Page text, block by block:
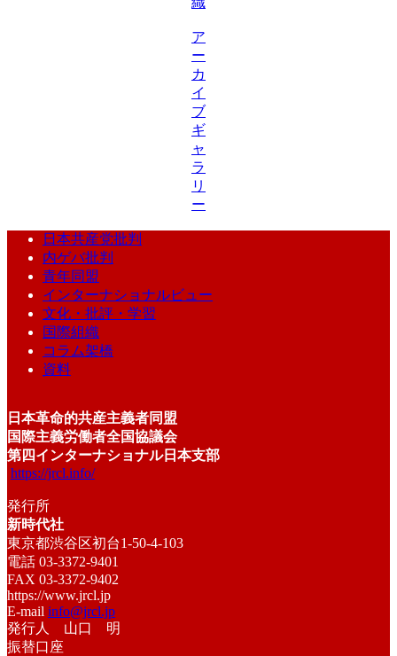
ア
ー
カ
イ
ブ
ギ
ャ
ラ
リ
ー
日本共産党批判
内ゲバ批判
青年同盟
インターナショナルビュー
文化・批評・学習
国際組織
コラム架橋
資料
日本革命的共産主義者同盟
国際主義労働者全国協議会
第四インターナショナル日本支部
https://jrcl.info/
発行所
新時代社
東京都渋谷区初台1-50-4-103
電話 03-3372-9401
FAX 03-3372-9402
https://www.jrcl.jp
E-mail info@jrcl.jp
発行人 山口 明
振替口座